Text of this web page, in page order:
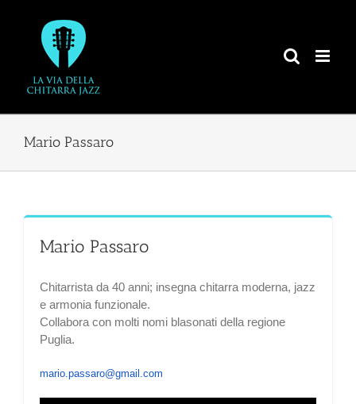
contenuto
Mario Passaro
Mario Passaro
Chitarrista da 40 anni; insegna chitarra moderna, jazz
e armonia funzionale.
Collabora con molti nomi blasonati della regione
Puglia.
mario.passaro@gmail.com